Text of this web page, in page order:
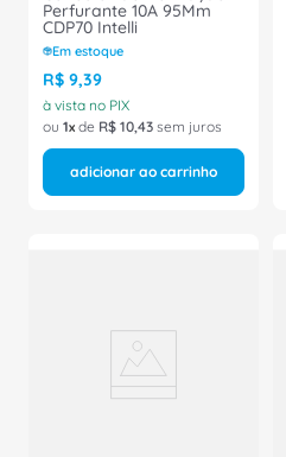
Perfurante 10A 95Mm
CDP70 Intelli
Em estoque
R$ 9,39
à vista no PIX
ou 1 de R$ 10,43 sem juros
adicionar ao carrinho